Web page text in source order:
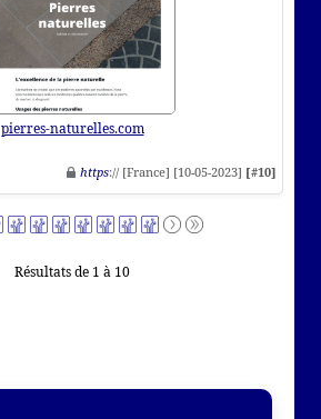
pierres-naturelles.com
https:// [France] [10-05-2023] [#10]
Résultats de 1 à 10